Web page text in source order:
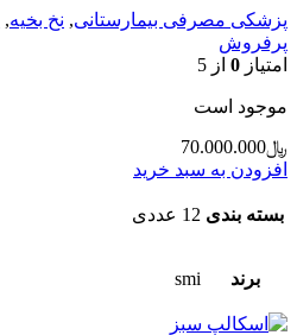
پزشکی مصرفی بیمارستانی, نخ بخیه,
پرفروش
امتیاز 0 از 5
موجود است
﷼70.000.000
افزودن به سبد خرید
بسته بندی 12 عددی
برند smi